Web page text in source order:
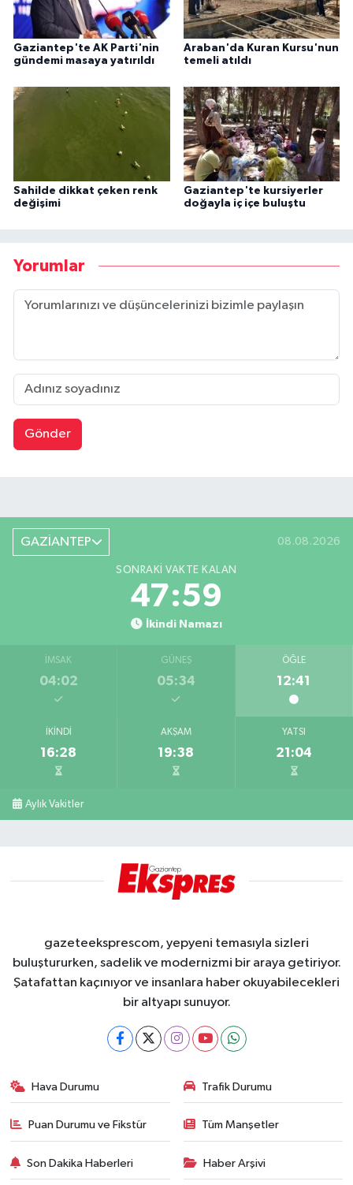
Gaziantep'te AK Parti'nin
gündemi masaya yatırıldı
Araban'da Kuran Kursu'nun
temeli atıldı
Sahilde dikkat çeken renk
değişimi
Gaziantep'te kursiyerler
doğayla iç içe buluştu
Yorumlar
Gönder
GAZİANTEP 08.08.2026
SONRAKI VAKTE KALAN
47:59
İkindi Namazı
İMSAK
04:02
GÜNEŞ
05:34
ÖĞLE
12:41
İKINDI
16:28
AKŞAM
19:38
YATSI
21:04
Aylık Vakitler
gazeteeksprescom, yepyeni temasıyla sizleri
buluştururken, sadelik ve modernizmi bir araya getiriyor.
Şatafattan kaçınıyor ve insanlara haber okuyabilecekleri
bir altyapı sunuyor.
Hava Durumu Trafik Durumu
Puan Durumu ve Fikstür Tüm Manşetler
Son Dakika Haberleri Haber Arşivi